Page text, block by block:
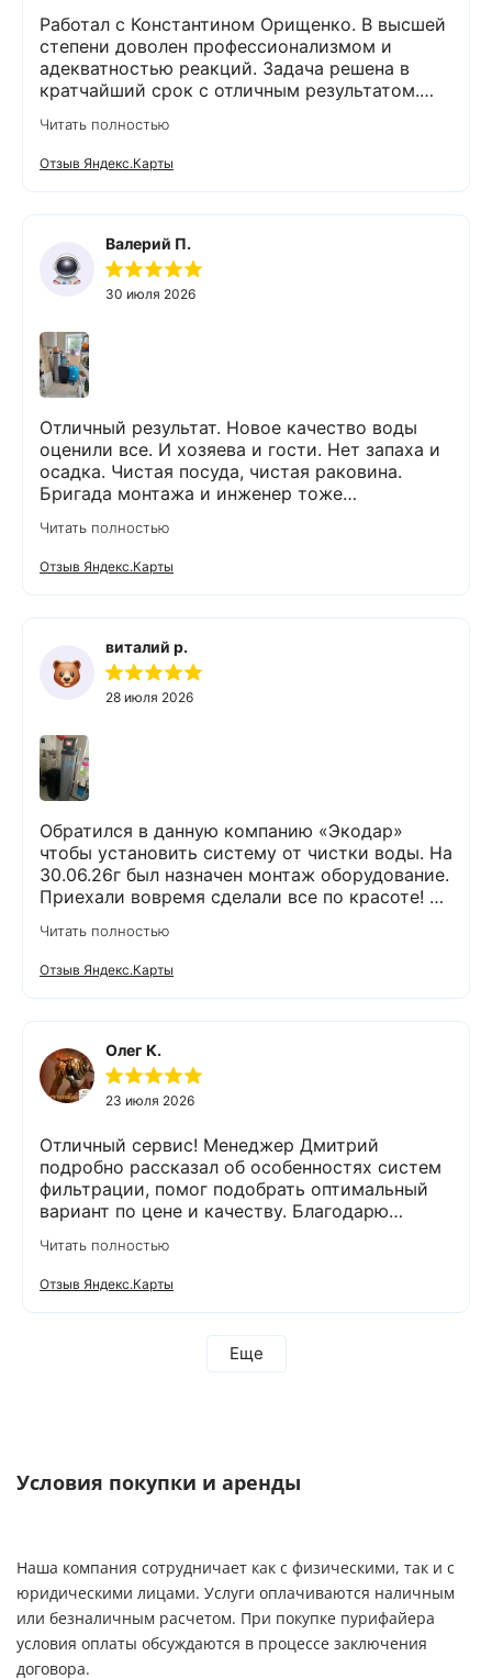
рекомендовать знакомым и друзьям,
обращаться в эту фирму.
Работал с Константином Орищенко. В высшей
степени доволен профессионализмом и
адекватностью реакций. Задача решена в
кратчайший срок с отличным результатом.
должном уровне. Спасибо!
Читать полностью
Отзыв Яндекс.Карты
Валерий П.
30 июля 2026
Отличный результат. Новое качество воды
оценили все. И хозяева и гости. Нет запаха и
осадка. Чистая посуда, чистая раковина.
Бригада монтажа и инженер тоже
рассказали. Монтаж прошел быстро и бе з
проблем и неудобств. Оборудование не
занимает много места и легко
отличные. Могу всем рекомендовать данную
компанию и ее специалистов.
Читать полностью
Отзыв Яндекс.Карты
виталий р.
28 июля 2026
Обратился в данную компанию «Экодар»
чтобы установить систему от чистки воды. На
30.06.26г был назначен монтаж оборудование.
Приехали вовремя сделали все по красоте! Я
Читать полностью
Отзыв Яндекс.Карты
Олег К.
23 июля 2026
Отличный сервис! Менеджер Дмитрий
подробно рассказал об особенностях систем
фильтрации, помог подобрать оптимальный
вариант по цене и качеству. Благодарю
отдельную благодарность менеджеру
Дмитрию и сотруднику, проводящему монтаж
Александру. Грамотно проконсультировали,
установили оборудование. Еще раз
благодарим за проделанную работу! Остались
Читать полностью
Отзыв Яндекс.Карты
Еще
Условия покупки и аренды
Наша компания сотрудничает как с физическими, так и с
юридическими лицами. Услуги оплачиваются наличным
или безналичным расчетом. При покупке пурифайера
условия оплаты обсуждаются в процессе заключения
договора.